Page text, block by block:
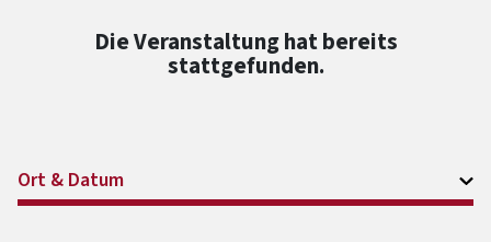
Die Veranstaltung hat bereits
stattgefunden.
Ort & Datum